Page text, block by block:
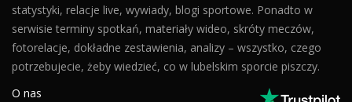
statystyki, relacje live, wywiady, blogi sportowe. Ponadto w
serwisie terminy spotkań, materiały wideo, skróty meczów,
fotorelacje, dokładne zestawienia, analizy – wszystko, czego
potrzebujecie, żeby wiedzieć, co w lubelskim sporcie piszczy.
O nas